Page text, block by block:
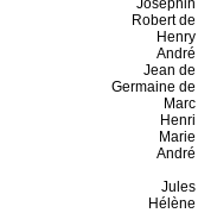
Joséphin
Robert de
Henry
André
Jean de
Germaine de
Marc
Henri
Marie
André
Jules
Hélène